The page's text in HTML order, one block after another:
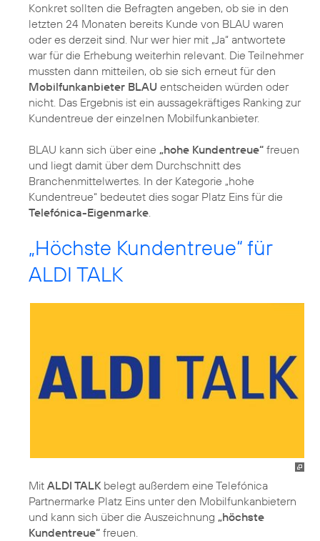
Konkret sollten die Befragten angeben, ob sie in den
letzten 24 Monaten bereits Kunde von BLAU waren
oder es derzeit sind. Nur wer hier mit „Ja“ antwortete
war für die Erhebung weiterhin relevant. Die Teilnehmer
mussten dann mitteilen, ob sie sich erneut für den
Mobilfunkanbieter BLAU entscheiden würden oder
nicht. Das Ergebnis ist ein aussagekräftiges Ranking zur
Kundentreue der einzelnen Mobilfunkanbieter.
BLAU kann sich über eine „hohe Kundentreue“ freuen
und liegt damit über dem Durchschnitt des
Branchenmittelwertes. In der Kategorie „hohe
Kundentreue“ bedeutet dies sogar Platz Eins für die
Telefónica-Eigenmarke.
„Höchste Kundentreue“ für
ALDI TALK
Mit ALDI TALK belegt außerdem eine Telefónica
Partnermarke Platz Eins unter den Mobilfunkanbietern
und kann sich über die Auszeichnung „höchste
Kundentreue“ freuen.